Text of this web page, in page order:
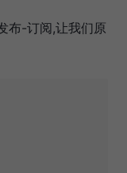
布-订阅,让我们原